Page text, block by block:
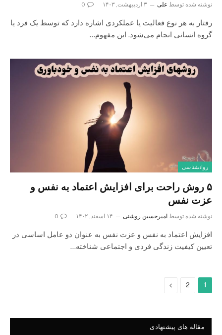
نوشته شده توسط علی ۳ اردیبهشت, ۱۴۰۳ 0
رفتار به هر نوع فعالیت یا عملکردی اشاره دارد که توسط یک فرد یا
گروه انسانی انجام می‌شود. این مفهوم…
روانشناسی
۵ روش راحت برای افزایش اعتماد به نفس و
عزت نفس
نوشته شده توسط امیرحسین روشنی ۱۴ اسفند, ۱۴۰۲ 0
افزایش اعتماد به نفس و عزت نفس به عنوان دو عامل اساسی در
تعیین کیفیت زندگی فردی و اجتماعی شناخته…
1
2 بعدی
مقاله های پیشنهادی